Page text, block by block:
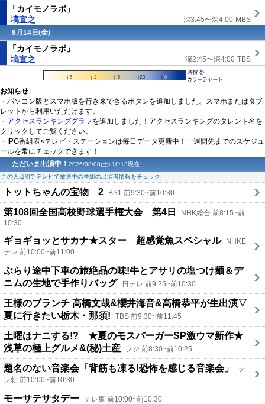
「カイモノラボ」
塙宣之
深3:45〜深4:00 MBS
8月14日(金)
「カイモノラボ」
塙宣之
深2:45〜深4:00 TBS
お知らせ
・パソコン版とスマホ版を行き来できるボタンを追加しました。スマホまたはタブ
レットから利用いただけます。
・ アクセスランキンググラフを追加しました！アクセスランキングのタレント名を
クリックしてご覧ください。
・IPG番組表×テレビ・ステーションは毎日データ更新中！一週間先までのスケジュ
ールを常にチェックできます！
ただいま出演中！ 2026/08/08(土) 10:13現在
この人は誰? テレビで放送中の番組の出演者情報をチェック!
トットちゃんの宝物 2 BS1 前9:30~前10:30
第108回全国高校野球選手権大会 第4日
NHK総合 前8:15~前
10:30
ギョギョッとサカナ★スター 超感覚魚スペシャル
NHKE
テレ 前10:00~前11:00
ぶらり途中下車の旅絶品の味!牛とアサリの塩つけ麺＆デ
ニムの生地で手作りバッグ
日テレ 前9:25~前10:30
王様のブランチ 高橋文哉&櫻井海音&高橋恭平が生出演▽
夏に行きたい栃木・那須!
TBS 前9:30~前11:45
土曜はナニする!? ★夏のモスバーガーSP激ウマ新作★
浅草の極上グルメ&(秘)土産
フジ 前8:30~前10:25
題名のない音楽会「背筋も凍る!恐怖を感じる音楽会」
テ
レ朝 前10:00~前10:30
モーサテサタデー テレ東 前10:00~前10:30